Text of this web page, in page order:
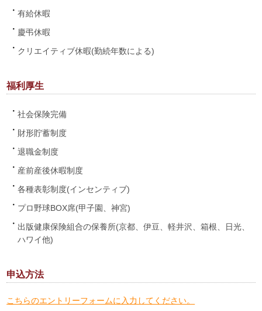
有給休暇
慶弔休暇
クリエイティブ休暇(勤続年数による)
福利厚生
社会保険完備
財形貯蓄制度
退職金制度
産前産後休暇制度
各種表彰制度(インセンティブ)
プロ野球BOX席(甲子園、神宮)
出版健康保険組合の保養所(京都、伊豆、軽井沢、箱根、日光、
ハワイ他)
申込方法
こちらのエントリーフォームに入力してください。